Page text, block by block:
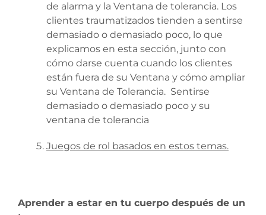
de alarma y la Ventana de tolerancia. Los
clientes traumatizados tienden a sentirse
demasiado o demasiado poco, lo que
explicamos en esta sección, junto con
cómo darse cuenta cuando los clientes
están fuera de su Ventana y cómo ampliar
su Ventana de Tolerancia. Sentirse
demasiado o demasiado poco y su
ventana de tolerancia
Juegos de rol basados en estos temas.
Aprender a estar en tu cuerpo después de un